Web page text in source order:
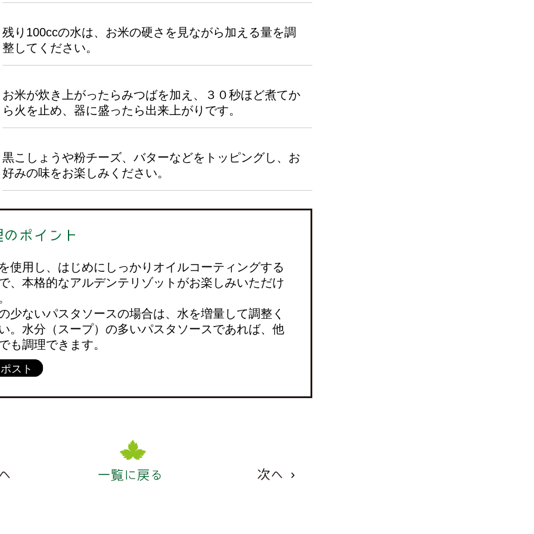
残り100ccの水は、お米の硬さを見ながら加える量を調
整してください。
お米が炊き上がったらみつばを加え、３０秒ほど煮てか
ら火を止め、器に盛ったら出来上がりです。
黒こしょうや粉チーズ、バターなどをトッピングし、お
好みの味をお楽しみください。
使用し、はじめにしっかりオイルコーティングする
、本格的なアルデンテリゾットがお楽しみいただけ
少ないパスタソースの場合は、水を増量して調整く
。水分（スープ）の多いパスタソースであれば、他
も調理できます。